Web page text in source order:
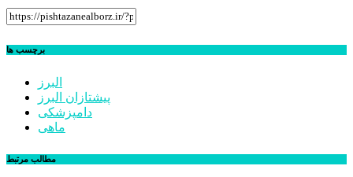
برچسب ها
البرز
پیشتازان البرز
دامپزشکی
ماهی
مطالب مرتبط